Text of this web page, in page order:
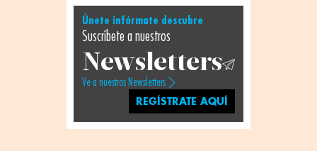
Únete infórmate descubre
Suscríbete a nuestros
Newsletters
Ve a nuestros Newsletters
REGÍSTRATE AQUÍ